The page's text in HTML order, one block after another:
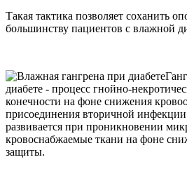
Такая тактика позволяет соханить
большинству пациентов с влажной
диабете - процесс гнойно-
конечности на фоне снижения
присоединения вторичной
развивается при проникновении
кровоснабжаемые ткани на фоне
защиты.